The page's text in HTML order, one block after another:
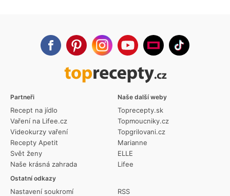
Partneři
Recept na jídlo
Vaření na Lifee.cz
Videokurzy vaření
Recepty Apetit
Svět ženy
Naše krásná zahrada
Ostatní odkazy
Nastavení soukromí
RSS
Naše další weby
Toprecepty.sk
Topmoucniky.cz
Topgrilovani.cz
Marianne
ELLE
Lifee